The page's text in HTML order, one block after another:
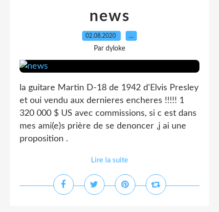
news
02.08.2020 …
Par dyloke
la guitare Martin D-18 de 1942 d'Elvis Presley
et oui vendu aux dernieres encheres !!!!! 1
320 000 $ US avec commissions, si c est dans
mes ami(e)s prière de se denoncer ,j ai une
proposition .
Lire la suite